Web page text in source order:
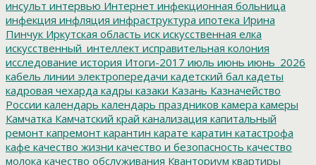
инсульт интервью Интернет инфекционная больница
инфекция инфляция инфраструктура ипотека Ирина
Пинчук Иркутская область иск искусственная елка
искусственный_интеллект исправительная колония
исследование история Итоги-2017 июль июнь июнь_2026
кабель линии электропередачи кадетский бал кадеты
кадровая чехарда кадры казаки Казань Казначейство
России календарь календарь праздников камера камеры
Камчатка Камчатский край канализация капитальный
ремонт капремонт карантин карате каратин катастрофа
кафе качество жизни качество и безопасность качество
молока качество обслуживания Кванториум квартиры